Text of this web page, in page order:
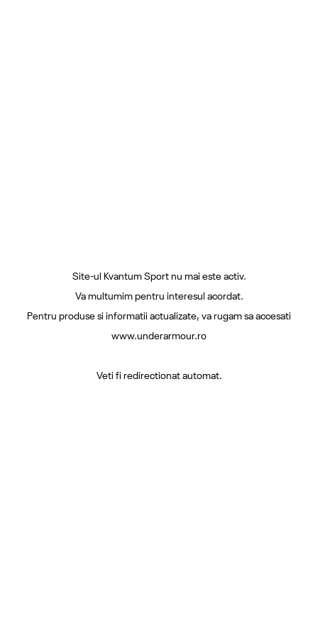
Site-ul Kvantum Sport nu mai este activ.
Va multumim pentru interesul acordat.
Pentru produse si informatii actualizate, va rugam sa accesati
www.underarmour.ro
Veti fi redirectionat automat.